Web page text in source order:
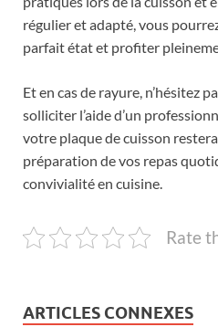
régulier et adapté, vous
parfait état et profiter
Et en cas de rayure, n’hésitez
solliciter l’aide d’un
votre plaque de cuisson
préparation de vos repas
convivialité en cuisine.
Rate
ARTICLES CONNEXES